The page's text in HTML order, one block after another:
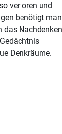
verloren und
benötigt man
das Nachdenken
Denkräume.